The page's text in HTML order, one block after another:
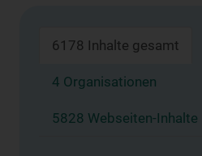
6178 Inhalte gesamt
4 Organisationen
5828 Webseiten-Inhalte